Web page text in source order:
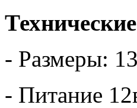
- Размеры:
- Питание